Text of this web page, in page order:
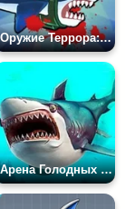
Оружие Террора: Акула в Глубокой Воде
Арена Голодных Акул